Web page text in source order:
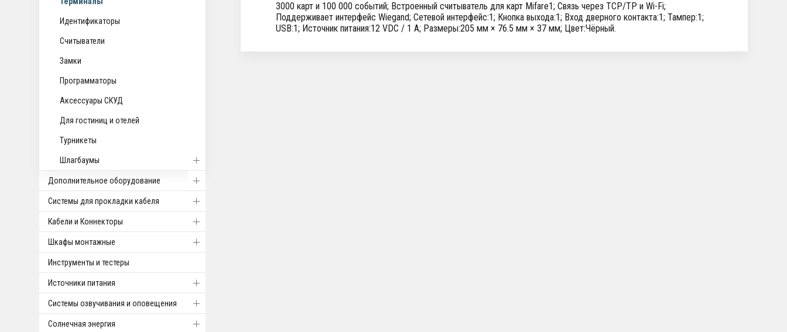
Идентификаторы
Считыватели
Замки
Программаторы
Аксессуары СКУД
Для гостиниц и отелей
Турникеты
Шлагбаумы
Дополнительное оборудование
Системы для прокладки кабеля
Кабели и Коннекторы
Шкафы монтажные
Инструменты и тестеры
Источники питания
Системы озвучивания и оповещения
Солнечная энергия
3000 карт и 100 000 событий; Встроенный считыватель для карт Mifare1; Связь через TCP/TP и Wi-Fi;
Поддерживает интерфейс Wiegand; Сетевой интерфейс:1; Кнопка выхода:1; Вход дверного контакта:1; Тампер:1;
USB:1; Источник питания:12 VDC / 1 A; Размеры:205 мм × 76.5 мм × 37 мм; Цвет:Чёрный.